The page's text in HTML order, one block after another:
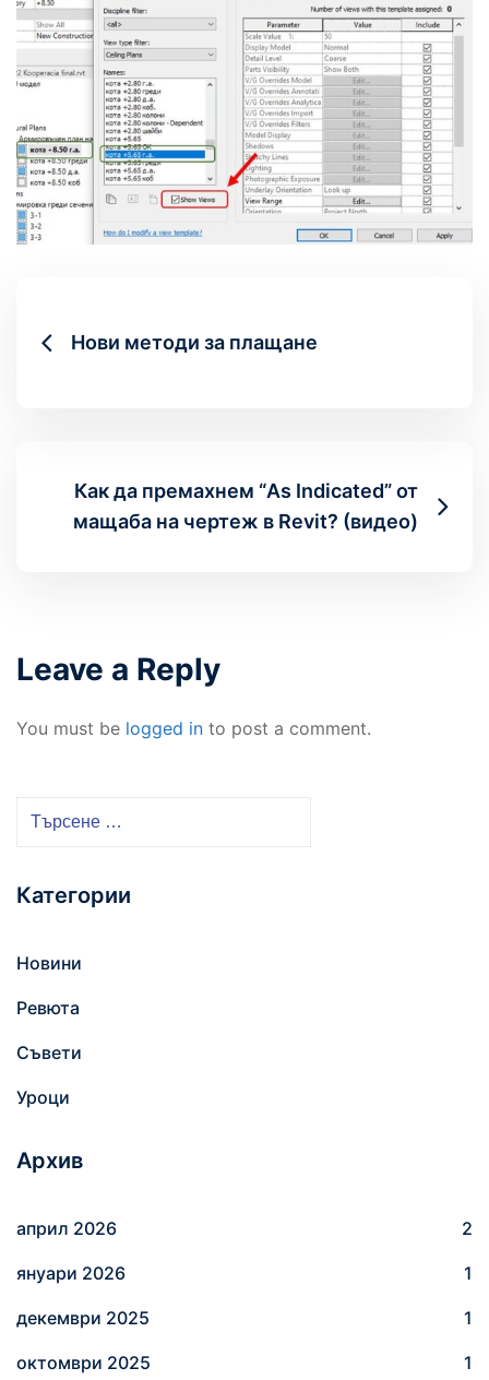
Нови методи за плащане
Как да премахнем “As Indicated” от
мащаба на чертеж в Revit? (видео)
Leave a Reply
You must be logged in to post a comment.
с
н
з
:
Категории
Новини
Ревюта
Съвети
Уроци
Архив
април 2026 2
януари 2026 1
декември 2025 1
октомври 2025 1